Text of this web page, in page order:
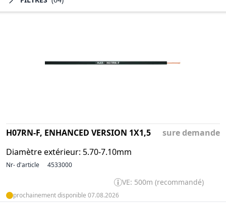
H07RN-F, ENHANCED VERSION 1X1,5
Diamètre extérieur: 5.70-7.10mm
sure demande
Nr- d'article 4533000
VE: 500m (recommandé)
prochainement disponible 07.08.2026